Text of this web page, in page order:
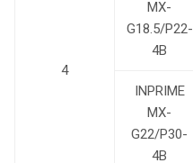
4
MX-
G18.5/P22-
4B
INPRIME
MX-
G22/P30-
4B